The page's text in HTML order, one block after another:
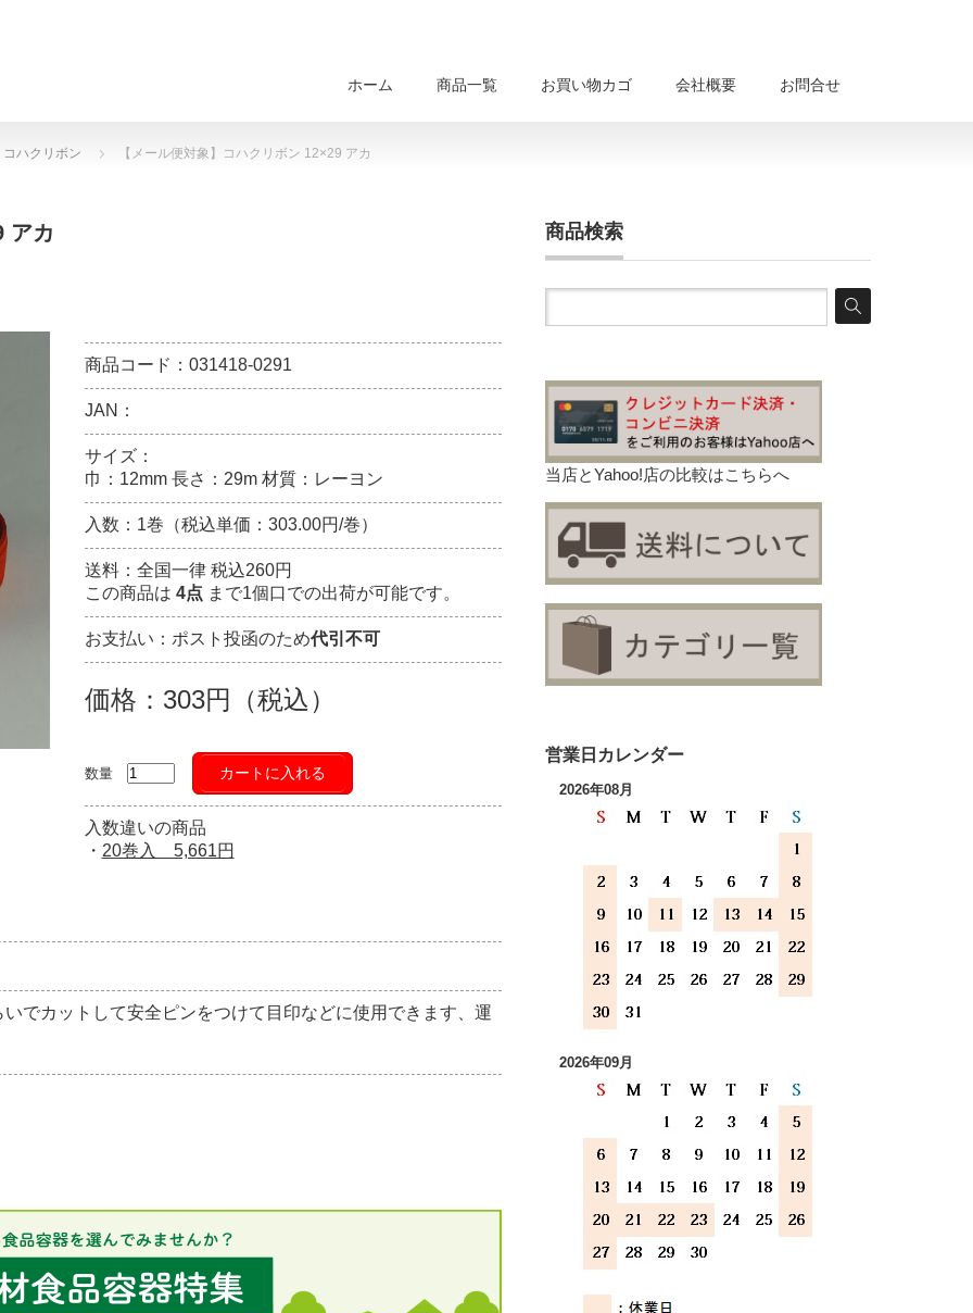
ホーム 商品一覧 お買い物カゴ 会社概要 お問合せ
コハクリボン 【メール便対象】コハクリボン 12×29 アカ
アカ
商品コード：031418-0291
JAN：
サイズ：
巾：12mm 長さ：29m 材質：レーヨン
入数：1巻（税込単価：303.00円/巻）
送料：全国一律 税込260円
この商品は 4点 まで1個口での出荷が可能です。
お支払い：ポスト投函のため代引不可
価格：303円（税込）
数量 カートに入れる
入数違いの商品
・ 20巻入 5,661円
でカットして安全ピンをつけて目印などに使用できます、運
商品検索
当店とYahoo!店の比較はこちらへ
営業日カレンダー
2026年08月
2026年09月